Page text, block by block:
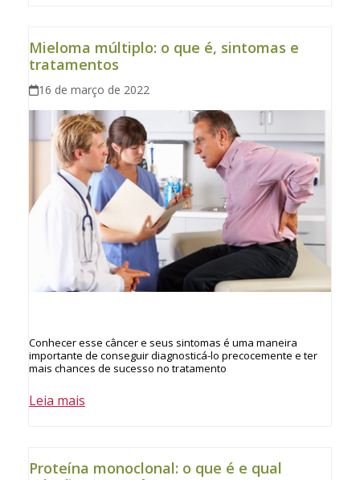
Mieloma múltiplo: o que é, sintomas e
tratamentos
16 de março de 2022
Conhecer esse câncer e seus sintomas é uma maneira
importante de conseguir diagnosticá-lo precocemente e ter
mais chances de sucesso no tratamento
Leia mais
Proteína monoclonal: o que é e qual